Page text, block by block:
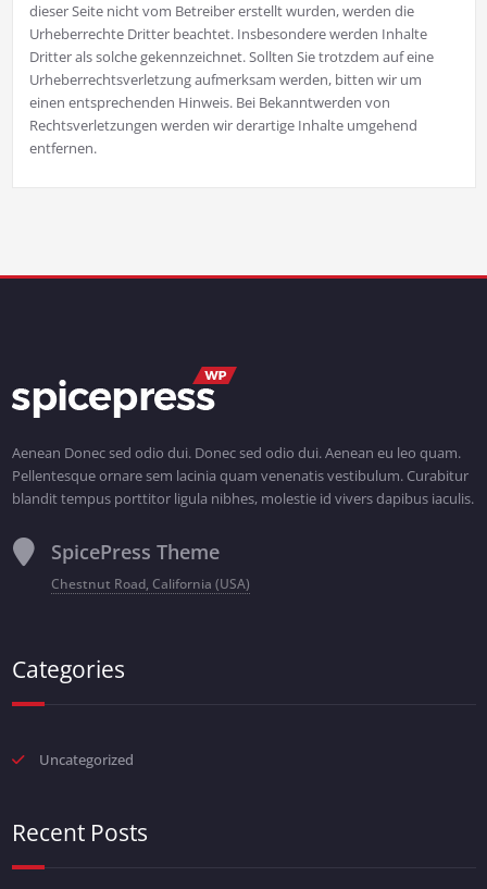
dieser Seite nicht vom Betreiber erstellt wurden, werden die
Urheberrechte Dritter beachtet. Insbesondere werden Inhalte
Dritter als solche gekennzeichnet. Sollten Sie trotzdem auf eine
Urheberrechtsverletzung aufmerksam werden, bitten wir um
einen entsprechenden Hinweis. Bei Bekanntwerden von
Rechtsverletzungen werden wir derartige Inhalte umgehend
entfernen.
Aenean Donec sed odio dui. Donec sed odio dui. Aenean eu leo quam.
Pellentesque ornare sem lacinia quam venenatis vestibulum. Curabitur
blandit tempus porttitor ligula nibhes, molestie id vivers dapibus iaculis.
SpicePress Theme
Chestnut Road, California (USA)
Categories
Uncategorized
Recent Posts